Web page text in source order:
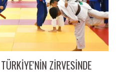
ZİRVESİNDE